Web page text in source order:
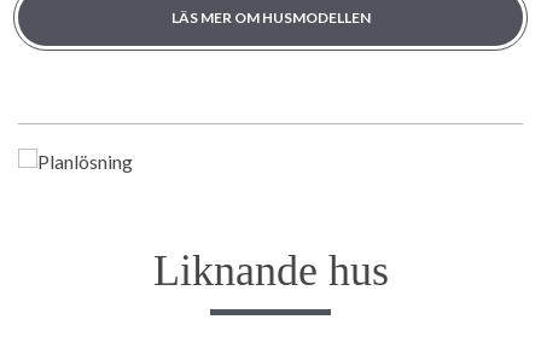
LÄS MER OM HUSMODELLEN
Liknande hus